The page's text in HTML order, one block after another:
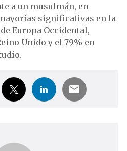
a un musulmán, en
significativas en la
Europa Occidental,
Unido y el 79% en